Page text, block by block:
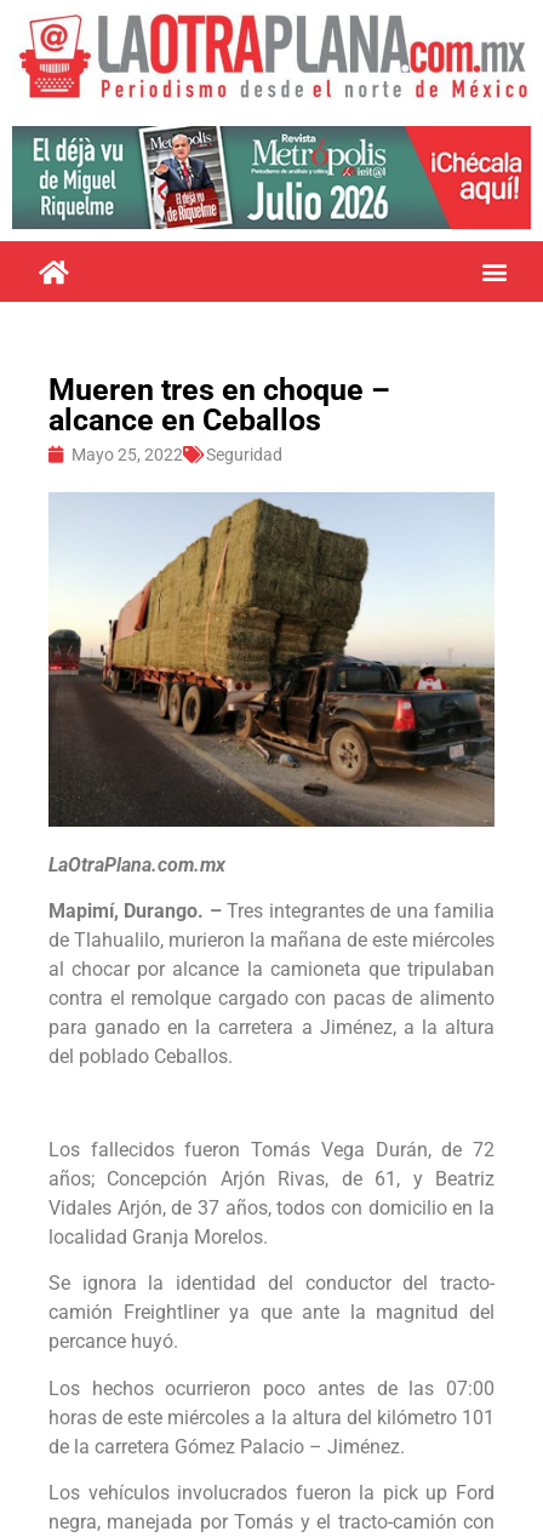
Mueren tres en choque –
alcance en Ceballos
Mayo 25, 2022 Seguridad
LaOtraPlana.com.mx
Mapimí, Durango. –Tres integrantes de una familia
de Tlahualilo, murieron la mañana de este miércoles
al chocar por alcance la camioneta que tripulaban
contra el remolque cargado con pacas de alimento
para ganado en la carretera a Jiménez, a la altura
del poblado Ceballos.
Los fallecidos fueron Tomás Vega Durán, de 72
años; Concepción Arjón Rivas, de 61, y Beatriz
Vidales Arjón, de 37 años, todos con domicilio en la
localidad Granja Morelos.
Se ignora la identidad del conductor del tracto-
camión Freightliner ya que ante la magnitud del
percance huyó.
Los hechos ocurrieron poco antes de las 07:00
horas de este miércoles a la altura del kilómetro 101
de la carretera Gómez Palacio – Jiménez.
Los vehículos involucrados fueron la pick up Ford
negra, manejada por Tomás y el tracto-camión con